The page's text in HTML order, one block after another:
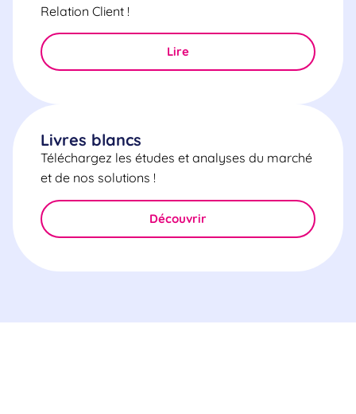
Relation Client !
Lire
Livres blancs
Téléchargez les études et analyses du marché
et de nos solutions !
Découvrir